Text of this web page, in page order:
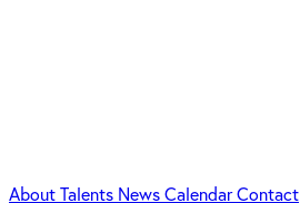
AboutTalents NewsCalendarContact